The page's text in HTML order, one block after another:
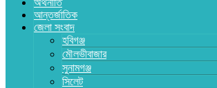
অর্থনীতি
আন্তর্জাতিক
জেলা সংবাদ
হবিগঞ্জ
মৌলভীবাজার
সুনামগঞ্জ
সিলেট